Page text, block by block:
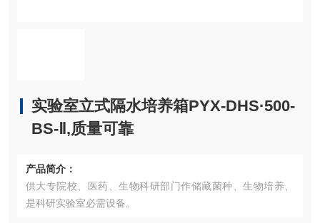
实验室立式隔水培养箱PYX-DHS·500-
BS-Ⅱ,质量可靠
产品简介：
供大专院校、医药、生物科研部门作储藏菌种、生物培养、
是科研实验室必需设备。